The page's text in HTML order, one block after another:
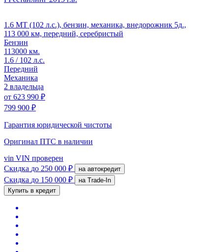
1.6 MT (102 л.с.), бензин, механика, внедорожник 5д.,
113 000 км, передний, серебристый
Бензин
113000 км.
1.6 / 102 л.с.
Передний
Механика
2 владельца
от 623 990 ₽
799 900 ₽
Гарантия юридической чистоты
Оригинал ПТС в наличии
vin VIN проверен
Скидка до 250 000 ₽ на автокредит
Скидка до 150 000 ₽
на Trade-In
Купить в кредит